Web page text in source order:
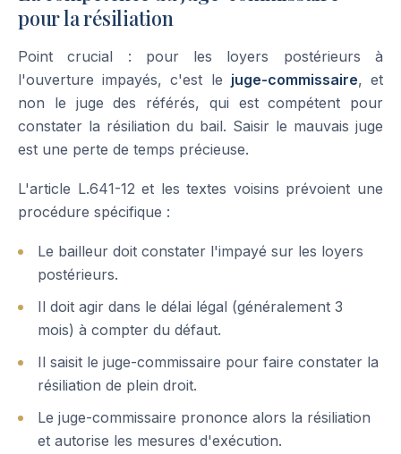
pour la résiliation
Point crucial : pour les loyers postérieurs à
l'ouverture impayés, c'est le juge-commissaire, et
non le juge des référés, qui est compétent pour
constater la résiliation du bail. Saisir le mauvais juge
est une perte de temps précieuse.
L'article L.641-12 et les textes voisins prévoient une
procédure spécifique :
Le bailleur doit constater l'impayé sur les loyers
postérieurs.
Il doit agir dans le délai légal (généralement 3
mois) à compter du défaut.
Il saisit le juge-commissaire pour faire constater la
résiliation de plein droit.
Le juge-commissaire prononce alors la résiliation
et autorise les mesures d'exécution.